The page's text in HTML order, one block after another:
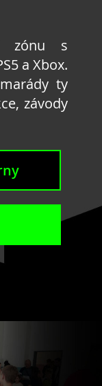
zónu s
a Xbox.
ty
závody